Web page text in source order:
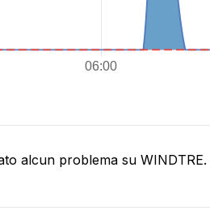
alcun problema su WINDTRE.